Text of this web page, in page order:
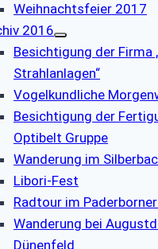
Weihnachtsfeier 2017
2016
Besichtigung der Firma
Strahlanlagen“
Vogelkundliche
Besichtigung der
Optibelt Gruppe
Wanderung im
Libori-Fest
Radtour im
Wanderung bei
Dünenfeld